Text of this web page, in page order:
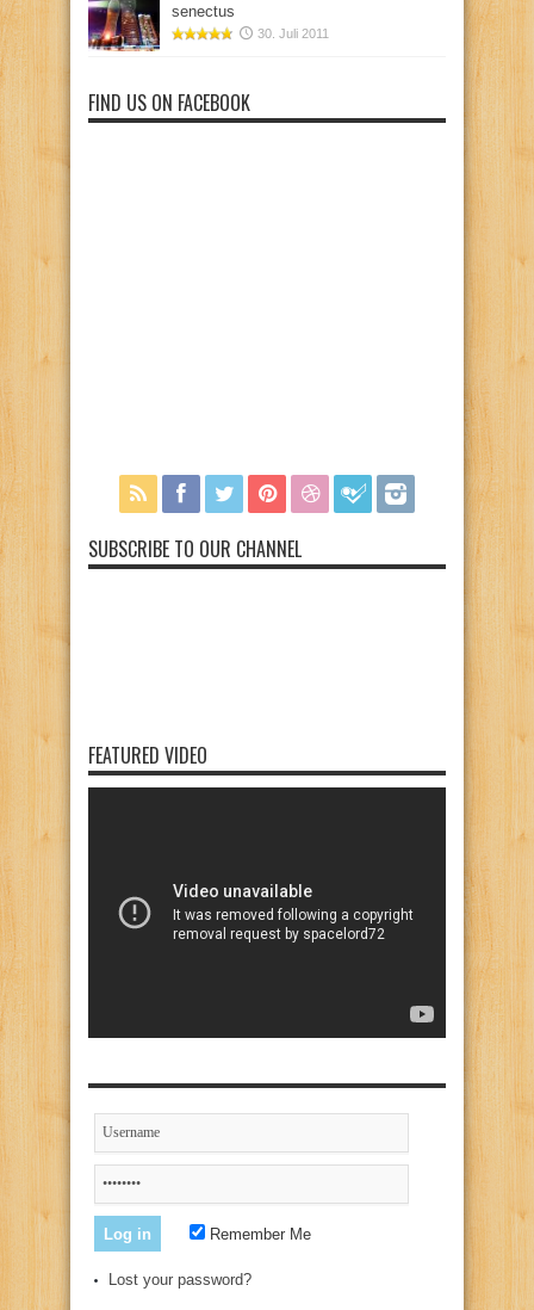
senectus
30. Juli 2011
FIND US ON FACEBOOK
SUBSCRIBE TO OUR CHANNEL
FEATURED VIDEO
Remember Me
Lost your password?